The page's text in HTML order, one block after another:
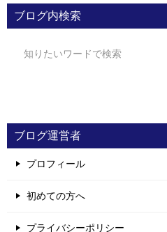
ブログ内検索
ブログ運営者
プロフィール
初めての方へ
プライバシーポリシー